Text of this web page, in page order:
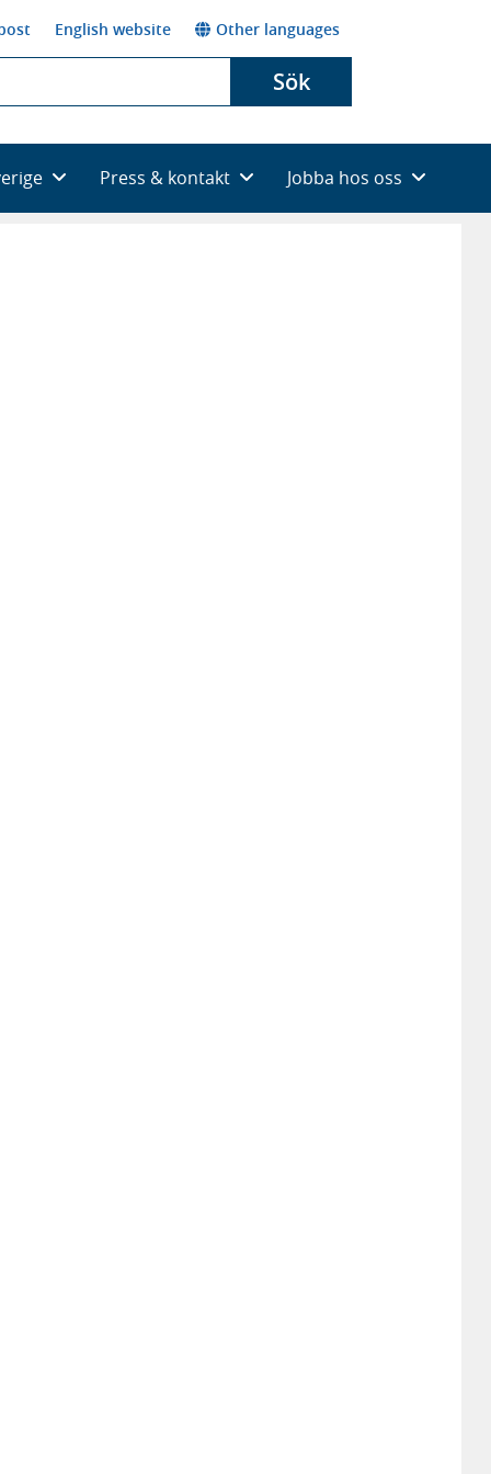
English website Other languages
Sök
Press & kontakt Jobba hos oss